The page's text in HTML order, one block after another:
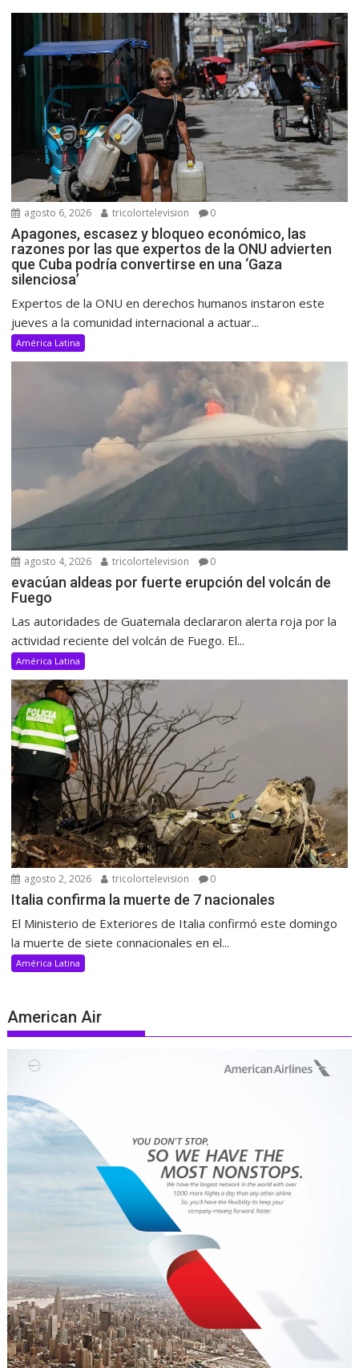
agosto 6, 2026 tricolortelevision 0
Apagones, escasez y bloqueo económico, las
razones por las que expertos de la ONU advierten
que Cuba podría convertirse en una ‘Gaza
silenciosa’
Expertos de la ONU en derechos humanos instaron este
jueves a la comunidad internacional a actuar...
América Latina
agosto 4, 2026 tricolortelevision 0
evacúan aldeas por fuerte erupción del volcán de
Fuego
Las autoridades de Guatemala declararon alerta roja por la
actividad reciente del volcán de Fuego. El...
América Latina
agosto 2, 2026 tricolortelevision 0
Italia confirma la muerte de 7 nacionales
El Ministerio de Exteriores de Italia confirmó este domingo
la muerte de siete connacionales en el...
América Latina
American Air